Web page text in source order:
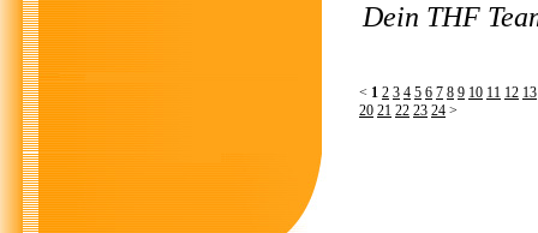
Dein THF
< 1 2 3 4 5 6 7 8 9 10 11 12 13
20 21 22 23 24 >